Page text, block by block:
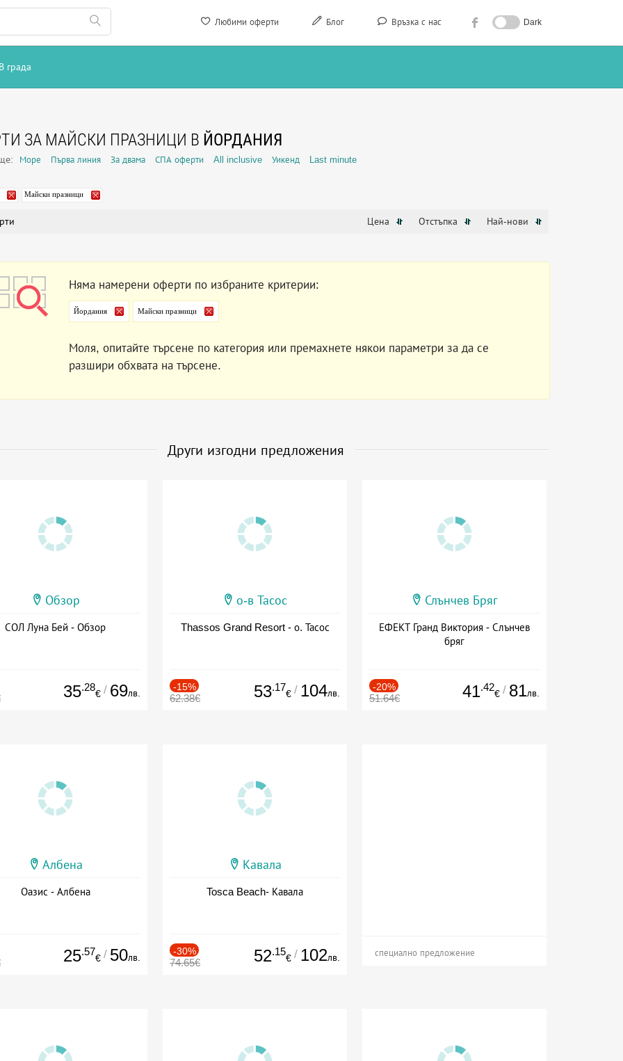
Любими оферти Блог Връзка с нас Dark
В града
ЗА МАЙСКИ ПРАЗНИЦИ В ЙОРДАНИЯ
Море Първа линия За двама СПА оферти All inclusive Уикенд Last minute
Майски празници
Цена Отстъпка Най-нови
Няма намерени оферти по избраните критерии:
Йордания Майски празници
Моля, опитайте търсене по категория или премахнете някои параметри за да се
разшири обхвата на търсене.
Други изгодни предложения
Обзор
СОЛ Луна Бей - Обзор
35.28
€ / 69лв.
о-в Тасос
Thassos Grand Resort - о. Тасос
-15%
62.38€ 53.17
€ / 104лв.
Слънчев Бряг
ЕФЕКТ Гранд Виктория - Слънчев
бряг
-20%
51.64€ 41.42
€ / 81лв.
Албена
Оазис - Албена
25.57
€ / 50лв.
Кавала
Tosca Beach- Кавала
-30%
74.65€ 52.15
€ / 102лв. специално предложение